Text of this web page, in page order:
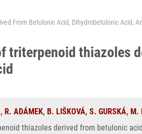
From Betulonic Acid, Dihydrobetulonic Acid,
triterpenoid thiazoles
, R. ADÁMEK, B. LIŠKOVÁ, S. GURSKÁ, M.
thiazoles derived from betulonic